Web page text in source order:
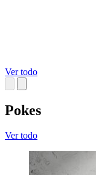
Ver todo
Pokes
Ver todo